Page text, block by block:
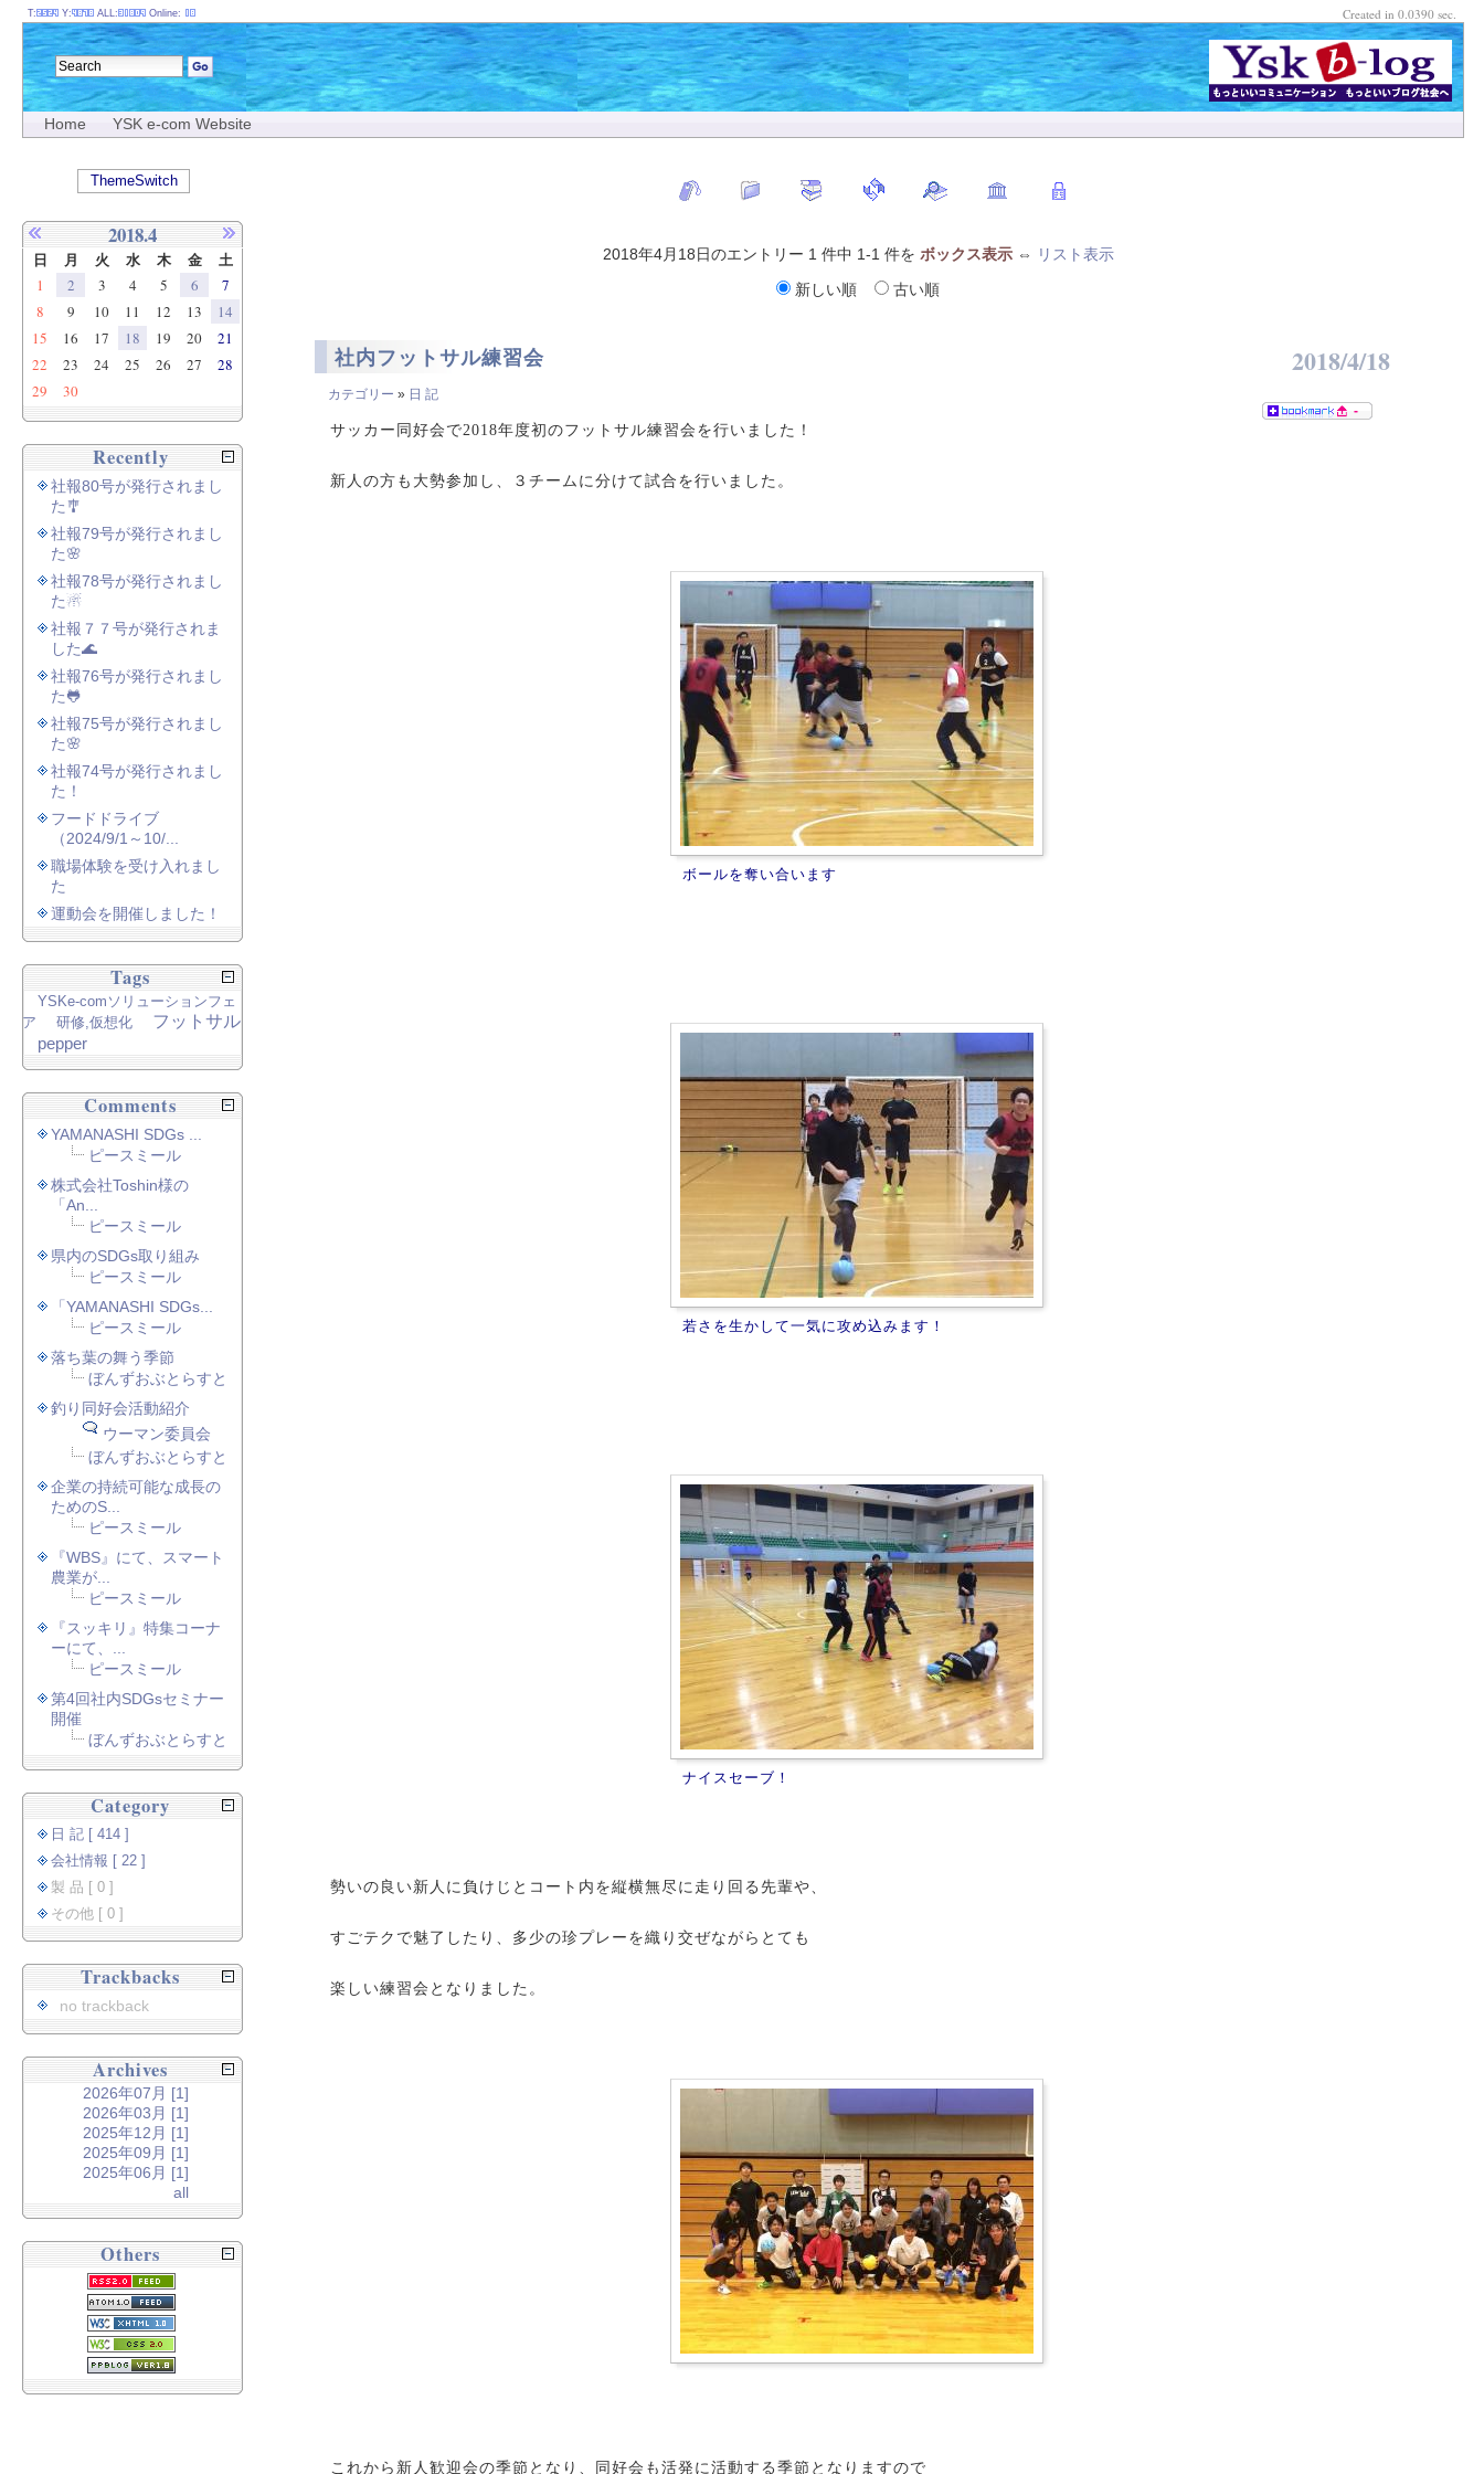
Home YSK e-com Website
2018年4月18日のエントリー 1 件中 1-1 件を ボックス表示⇔
リスト表示
新しい順
古い順
社内フットサル練習会 2018/4/18
カテゴリー » 日 記
-
サッカー同好会で2018年度初のフットサル練習会を行いました！
新人の方も大勢参加し、３チームに分けて試合を行いました。
ボールを奪い合います
若さを生かして一気に攻め込みます！
ナイスセーブ！
勢いの良い新人に負けじとコート内を縦横無尽に走り回る先輩や、
すごテクで魅了したり、多少の珍プレーを織り交ぜながらとても
楽しい練習会となりました。
これから新人歓迎会の季節となり、同好会も活発に活動する季節となりますので
T: Y: ALL: Online:
ThemeSwitch
Created in 0.0390 sec.
2018.4
日 月 火 水 木 金 土
1 2 3 4 5 6
7
8
9 10 11 12 13
14
15
16 17 18 19 20
21
22
23 24 25 26 27
28
29
30
Recently
社報80号が発行されまし
た🎐
社報79号が発行されまし
た🌸
社報78号が発行されまし
た☃
社報７７号が発行されま
した🌊
社報76号が発行されまし
た🐸
社報75号が発行されまし
た🌸
社報74号が発行されまし
た！
フードドライブ
（2024/9/1～10/...
職場体験を受け入れまし
た
運動会を開催しました！
Tags
YSKe-comソリューションフェ
ア
研修,仮想化
フットサル
pepper
Comments
YAMANASHI SDGs ...
ピースミール
株式会社Toshin様の
「An...
ピースミール
県内のSDGs取り組み
ピースミール
「YAMANASHI SDGs...
ピースミール
落ち葉の舞う季節
ぼんずおぶとらすと
釣り同好会活動紹介
ウーマン委員会
ぼんずおぶとらすと
企業の持続可能な成長の
ためのS...
ピースミール
『WBS』にて、スマート
農業が...
ピースミール
『スッキリ』特集コーナ
ーにて、...
ピースミール
第4回社内SDGsセミナー
開催
ぼんずおぶとらすと
Category
日 記 [ 414 ]
会社情報 [ 22 ]
製 品 [ 0 ]
その他 [ 0 ]
Trackbacks
no trackback
Archives
2026年07月 [1]
2026年03月 [1]
2025年12月 [1]
2025年09月 [1]
2025年06月 [1]
all
Others